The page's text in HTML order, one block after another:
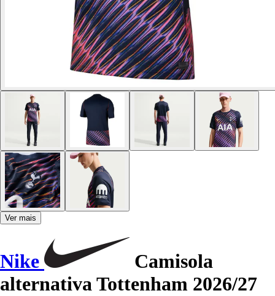
Ver mais
Nike
Camisola
alternativa Tottenham 2026/27